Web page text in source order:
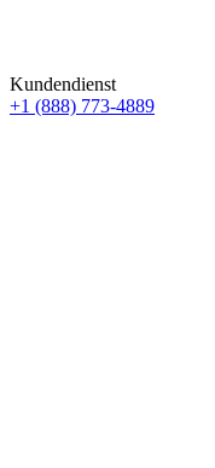
Kundendienst
+1 (888) 773-4889